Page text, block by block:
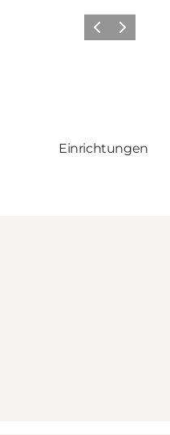
ZurückWeiter
Einrichtungen